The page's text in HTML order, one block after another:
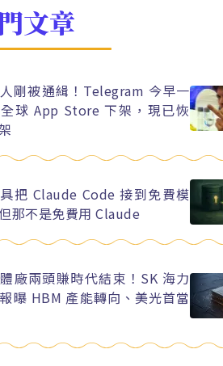
文章
剛被通緝！Telegram 今早一
球 App Store 下架，現已恢
把 Claude Code 接到免費模
那不是免費用 Claude
廠兩頭賺時代結束！SK 海力
曝 HBM 產能轉向、美光首當